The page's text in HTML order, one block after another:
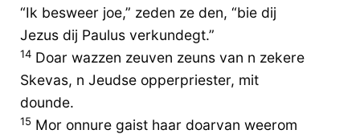
“Ik besweer joe,” zeden ze den, “bie dij
Jezus dij Paulus verkundegt.”
14 Doar wazzen zeuven zeuns van n zekere
Skevas, n Jeudse opperpriester, mit
dounde.
15 Mor onnure gaist haar doarvan weerom